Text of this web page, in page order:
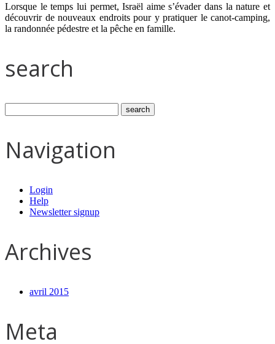
Lorsque le temps lui permet, Israël aime s’évader dans la nature et
découvrir de nouveaux endroits pour y pratiquer le canot-camping,
la randonnée pédestre et la pêche en famille.
search
Navigation
Login
Help
Newsletter signup
Archives
avril 2015
Meta